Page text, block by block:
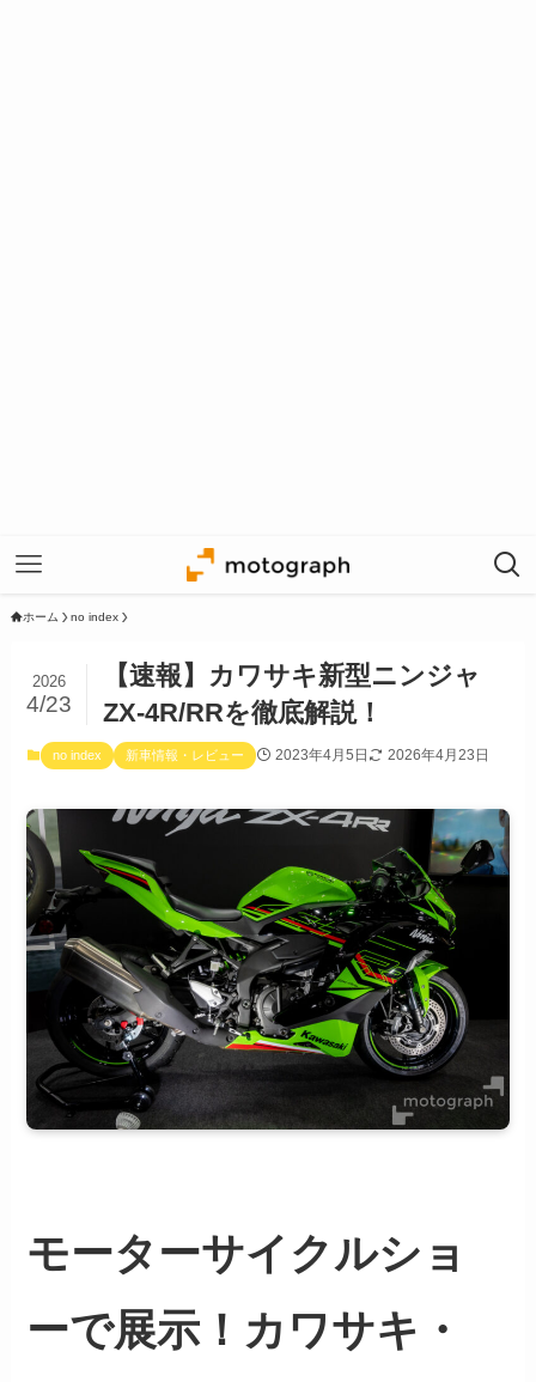
ホーム no index
【速報】カワサキ新型ニンジャ
ZX-4R/RRを徹底解説！
2026
4/23
no index 新車情報・レビュー 2023年4月5日 2026年4月23日
モーターサイクルショ
ーで展示！カワサキ・